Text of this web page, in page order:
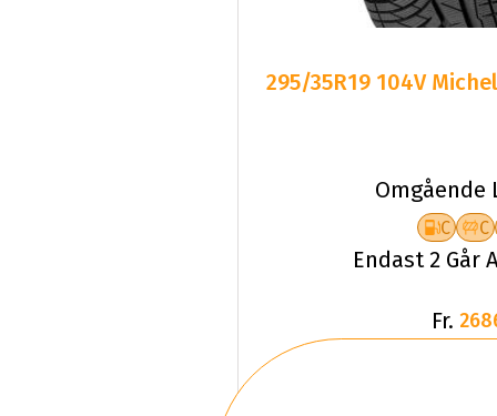
295/35R19 104V
Omgående
C C
Endast 2 Går
Fr.